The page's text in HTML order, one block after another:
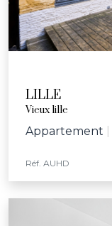
LILLE
Vieux lille
Appartement
Réf. AUHD